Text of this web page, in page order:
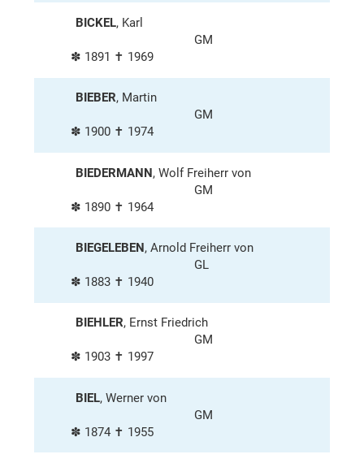
BICKEL, Karl
GM
✽ 1891 ✝ 1969
BIEBER, Martin
GM
✽ 1900 ✝ 1974
BIEDERMANN, Wolf Freiherr von
GM
✽ 1890 ✝ 1964
BIEGELEBEN, Arnold Freiherr von
GL
✽ 1883 ✝ 1940
BIEHLER, Ernst Friedrich
GM
✽ 1903 ✝ 1997
BIEL, Werner von
GM
✽ 1874 ✝ 1955